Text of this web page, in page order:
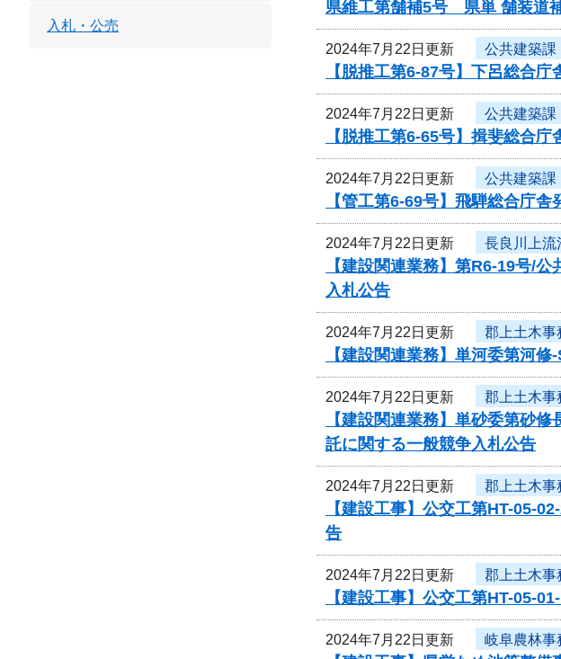
県維工第舗補5号 県単 舗装道
2024年7月22日更新 公共建築課
【脱推工第6-87号】下呂総合
2024年7月22日更新 公共建築課
【脱推工第6-65号】揖斐総合
2024年7月22日更新 公共建築課
【管工第6-69号】飛騨総合庁
2024年7月22日更新 長良川上流
【建設関連業務】第R6-19号/
入札公告
2024年7月22日更新 郡上土木事
【建設関連業務】単河委第河
2024年7月22日更新 郡上土木事
【建設関連業務】単砂委第砂
託に関する一般競争入札公告
2024年7月22日更新 郡上土木事
【建設工事】公交工第HT-05-
告
2024年7月22日更新 郡上土木事
【建設工事】公交工第HT-05-
2024年7月22日更新 岐阜農林事
入札・公売